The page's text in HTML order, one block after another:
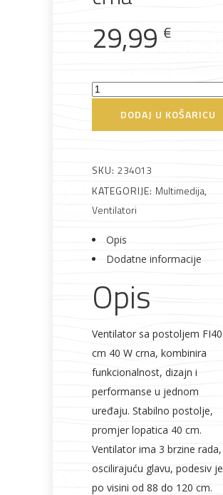
galanterija roba
29,99 €
Ventilator
cm
40
W
količina
DODAJ U KOŠARICU
SKU: 234013
KATEGORIJE: Multimedija,
Ventilatori
Opis
Dodatne informacije
Opis
Ventilator sa postoljem FI40
cm 40 W crna, kombinira
funkcionalnost, dizajn i
performanse u jednom
uređaju. Stabilno postolje,
promjer lopatica 40 cm.
Ventilator ima 3 brzine rada,
oscilirajuću glavu, podesiv je
po visini od 88 do 120 cm.